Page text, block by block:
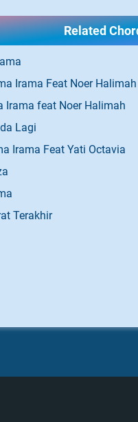
Related
Irama Feat Noer Halimah
Irama feat Noer Halimah
Lagi
Irama Feat Yati Octavia
Terakhir